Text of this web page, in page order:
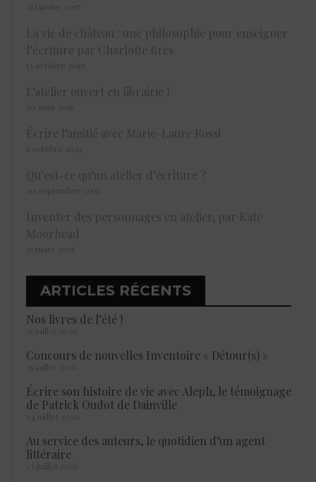
21 janvier 2017
La vie de château : une philosophie pour enseigner
l’écriture par Charlotte Brès
13 octobre 2019
L’atelier ouvert en librairie !
30 août 2016
Écrire l’amitié avec Marie-Laure Rossi
6 octobre 2025
Qu’est-ce qu’un atelier d’écriture ?
20 septembre 2021
Inventer des personnages en atelier, par Kate
Moorhead
31 mars 2025
ARTICLES RÉCENTS
Nos livres de l’été !
25 juillet 2026
Concours de nouvelles Inventoire « Détour(s) »
25 juillet 2026
Écrire son histoire de vie avec Aleph, le témoignage
de Patrick Oudot de Dainville
24 juillet 2026
Au service des auteurs, le quotidien d’un agent
littéraire
23 juillet 2026